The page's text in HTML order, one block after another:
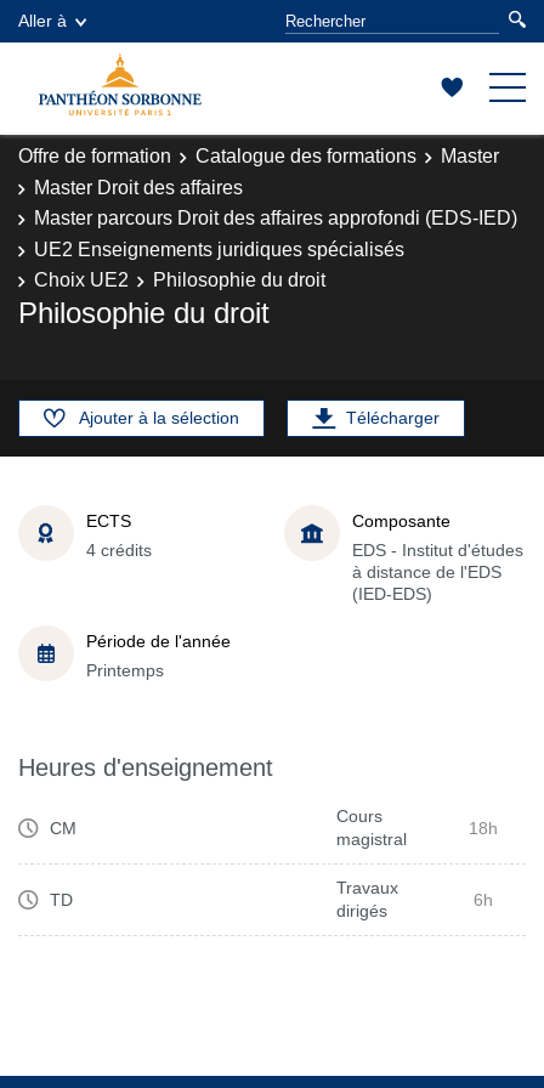
Aller à
Offre de formation Catalogue des formations
Master
Master Droit des affaires
Master parcours Droit des affaires approfondi (EDS-IED)
UE2 Enseignements juridiques spécialisés
Choix UE2
Philosophie du droit
Philosophie du droit
Ajouter à la sélection Télécharger
ECTS
4 crédits
Composante
EDS - Institut d'études
à distance de l'EDS
(IED-EDS)
Période de l'année
Printemps
Heures d'enseignement
CM
Cours
magistral
18h
TD
Travaux
dirigés
6h